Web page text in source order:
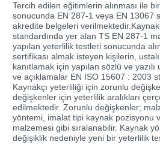
Tercih edilen eğitimlerin alınması ile
sonucunda EN 287-1 veya EN 13067
akredite belgeleri
standardında yer alan TS EN 287-1
yapılan yeterlilik testleri sonucunda
sertifikası almak isteyen kişilerin,
kanıtlamak için yapılan sözlü ve
ve açıklamalar EN ISO 15607 : 2003
Kaynakçı yeterliliği için zorunlu
değişkenler için yeterlilik aralıkları
edilmektedir. Zorunlu değişkenler;
yöntemi, imalat tipi kaynak pozisyonu
malzemesi gibi sıralanabilir. Kaynak
değişiklik nedeniyle yeni bir yeterlilik